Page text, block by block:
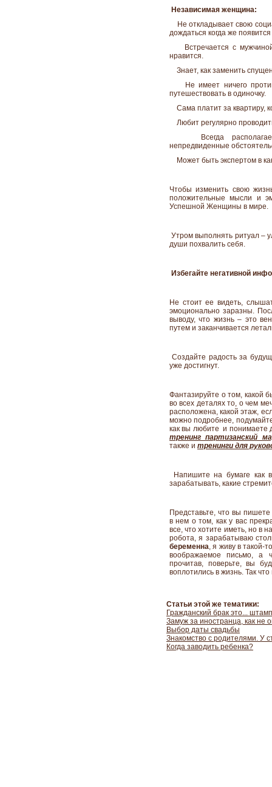
Независимая женщина:
Не откладывает свою
дождаться когда же
Встречается с
нравится.
Знает, как заменить
Не имеет ничего против
путешествовать в одиночку.
Сама платит за квартиру,
Любит регулярно
Всегда располагает
непредвиденные
Может быть экспертом в
Чтобы изменить свою
положительные мысли и
Успешной Женщины в мире.
Утром выполнять ритуал –
души похвалить себя.
Избегайте негативной
Не стоит ее видеть,
эмоционально заразны.
выводу, что жизнь – это
путем и заканчивается
Создайте радость за
уже достигнут.
Фантазируйте о том, какой
во всех деталях то, о чем
расположена, какой этаж,
можно подробнее,
как вы любите и понимаете
тренинг партизанский
также и тренинги для
Напишите на бумаге как
зарабатывать, какие
Представьте, что вы
в нем о том, как у вас
все, что хотите иметь, но в
робота, я зарабатываю
беременна, я живу в такой-
воображаемое письмо, а
прочитав, поверьте, вы
воплотились в жизнь. Так
Статьи этой же тематики:
Гражданский брак это...
Замуж за иностранца, как не
Выбор даты свадьбы
Знакомство с родителями. У
Когда заводить ребенка?